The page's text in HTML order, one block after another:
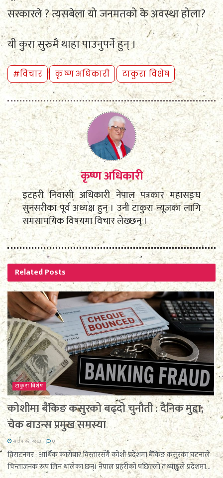
सरकारले ? त्यसबेला यो जनमतको के अवस्था होला?
यी कुरा सुरुमै थाहा पाउनुपर्ने हुन् ।
#विचार कृष्ण अधिकारी टाकुरा विशेष
कृष्ण अधिकारी
इटहरी निवासी अधिकारी नेपाल पत्रकार महासङ्घ
सुनसरीका पूर्व अध्यक्ष हुन् । उनी टाकुरा न्यूजका लागि
समसामयिक विषयमा विचार लेख्छन् ।
RelatedPosts
टाकुरा विशेष
कोशीमा बैंकिङ कसुरको बढ्दो चुनौती : दैनिक मुद्दा,
चेक बाउन्स प्रमुख समस्या
साउन २२, २०८३ 0
विराटनगर : आर्थिक कारोबार विस्तारसँगै कोशी प्रदेशमा बैंकिङ कसुरका घटनाले
चिन्ताजनक रूप लिन थालेका छन्। नेपाल प्रहरीको पछिल्लो तथ्याङ्कले प्रदेशमा...